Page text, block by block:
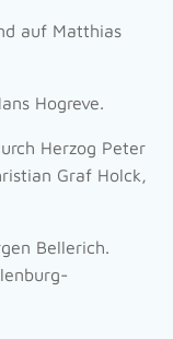
auf Matthias
Hogreve.
Herzog Peter
Graf Holck,
Bellerich.